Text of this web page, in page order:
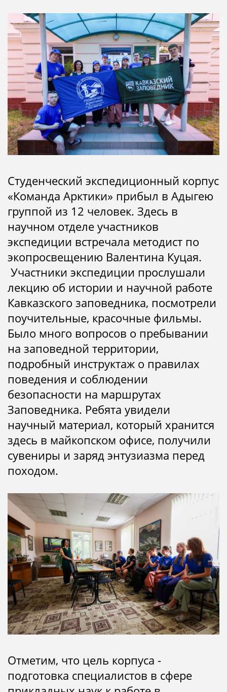
Студенческий экспедиционный корпус
«Команда Арктики» прибыл в Адыгею
группой из 12 человек. Здесь в
научном отделе участников
экспедиции встречала методист по
экопросвещению Валентина Куцая.
Участники экспедиции прослушали
лекцию об истории и научной работе
Кавказского заповедника, посмотрели
поучительные, красочные фильмы.
Было много вопросов о пребывании
на заповедной территории,
подробный инструктаж о правилах
поведения и соблюдении
безопасности на маршрутах
Заповедника. Ребята увидели
научный материал, который хранится
здесь в майкопском офисе, получили
сувениры и заряд энтузиазма перед
походом.
Отметим, что цель корпуса -
подготовка специалистов в сфере